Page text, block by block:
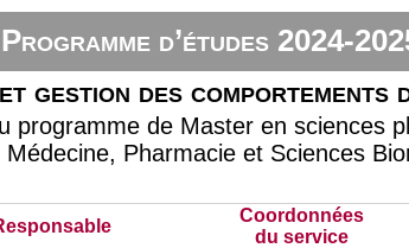
Programme d’études 2024-
gestion des
programme de Master en sciences
Pharmacie et Sciences
Coordonnées
du service